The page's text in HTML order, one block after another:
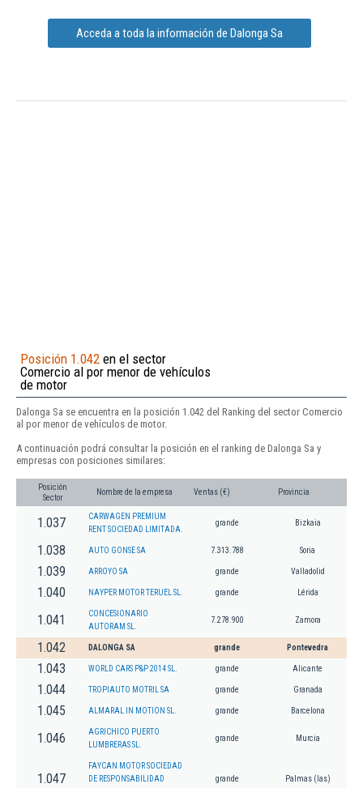
Acceda a toda la información de Dalonga Sa
Posición 1.042 en el sector
Comercio al por menor de vehículos
de motor
Dalonga Sa se encuentra en la posición 1.042 del Ranking del sector Comercio
al por menor de vehículos de motor.
A continuación podrá consultar la posición en el ranking de Dalonga Sa y
empresas con posiciones similares:
Posición
Sector
Nombre de la empresa Ventas (€) Provincia
1.037
CARWAGEN PREMIUM
RENT SOCIEDAD LIMITADA.
grande Bizkaia
1.038 AUTO GONSE SA 7.313.788 Soria
1.039 ARROYO SA grande Valladolid
1.040 NAYPER MOTOR TERUEL SL. grande Lérida
1.041
CONCESIONARIO
AUTORAM SL.
7.278.900 Zamora
1.042 DALONGA SA grande Pontevedra
1.043 WORLD CARS P&P 2014 SL. grande Alicante
1.044 TROPIAUTO MOTRIL SA grande Granada
1.045 ALMARAL IN MOTION SL. grande Barcelona
1.046
AGRICHICO PUERTO
LUMBRERAS SL.
grande Murcia
1.047
FAYCAN MOTOR SOCIEDAD
DE RESPONSABILIDAD
grande Palmas (las)